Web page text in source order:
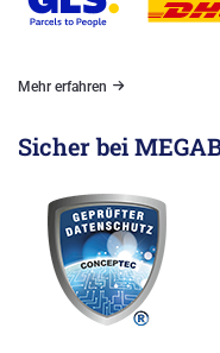
Mehr erfahren
Sicher bei